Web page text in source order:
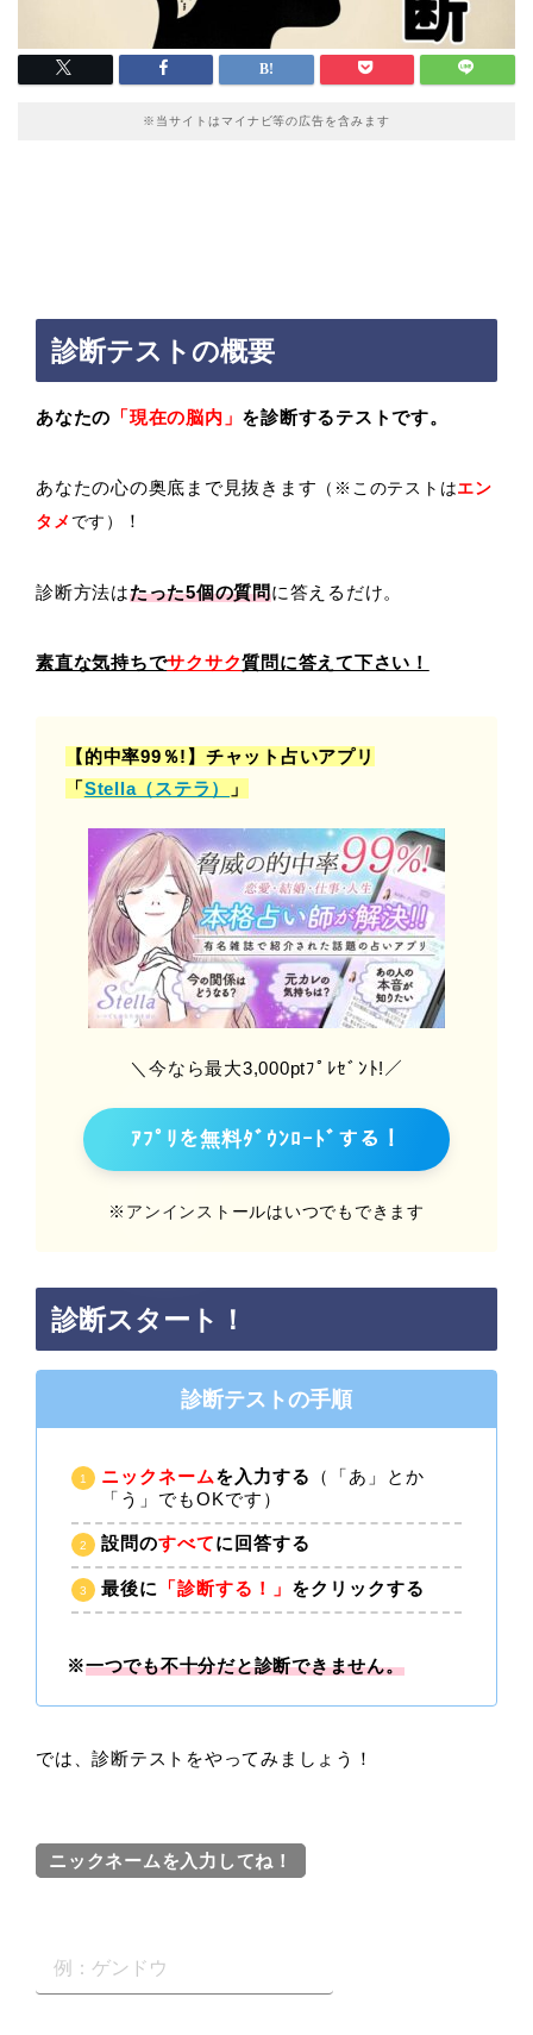
※当サイトはマイナビ等の広告を含みます
診断テストの概要
あなたの 「現在の脳内」 を診断するテストです。
あなたの心の奥底まで見抜きます （※このテストはエン
タメ です） ！
診断方法はたった5個の質問に答えるだけ。
素直な気持ちでサクサク質問に答えて下さい！
【的中率99％!】チャット占いアプリ
「Stella（ステラ） 」
＼今なら最大3,000ptﾌﾟﾚｾﾞﾝﾄ!／
ｱﾌﾟﾘを無料ﾀﾞｳﾝﾛｰﾄﾞする！
※アンインストールはいつでもできます
診断スタート！
診断テストの手順
ニックネームを入力する
（「あ」とか
「う」でもOKです）
設問のすべてに回答する
最後に 「診断する！」 をクリックする
※一つでも不十分だと診断できません。
では、診断テストをやってみましょう！
ニックネームを入力してね！